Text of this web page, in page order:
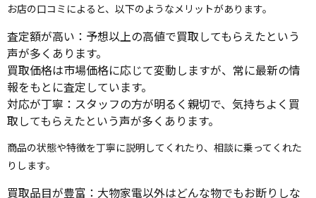
お店の口コミによると、以下のようなメリットがあります。
査定額が高い：予想以上の高値で買取してもらえたという
声が多くあります。
買取価格は市場価格に応じて変動しますが、常に最新の情
報をもとに査定しています。
対応が丁寧：スタッフの方が明るく親切で、気持ちよく買
取してもらえたという声が多くあります。
商品の状態や特徴を丁寧に説明してくれたり、相談に乗ってくれた
りします。
買取品目が豊富：大物家電以外はどんな物でもお断りしな